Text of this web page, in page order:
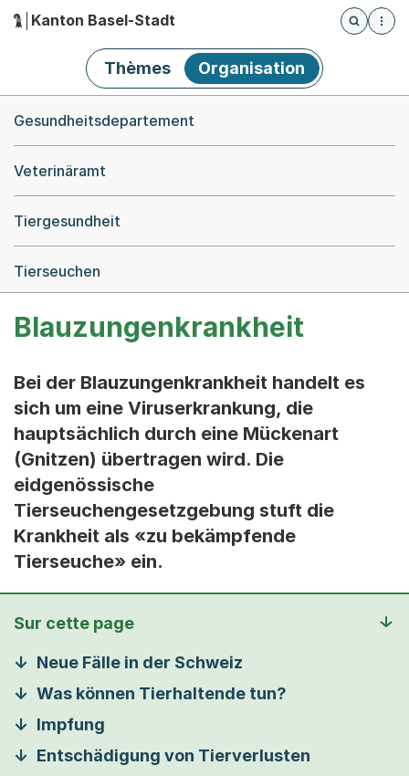
Hauptnavigation
Kanton Basel-Stadt
Öffnet
Thèmes Organisation
Gesundheitsdepartement
Veterinäramt
Tiergesundheit
Tierseuchen
Blauzungenkrankheit
Bei der Blauzungenkrankheit handelt es
sich um eine Viruserkrankung, die
hauptsächlich durch eine Mückenart
(Gnitzen) übertragen wird. Die
eidgenössische
Tierseuchengesetzgebung stuft die
Krankheit als «zu bekämpfende
Tierseuche» ein.
Sur cette page
Neue Fälle in der Schweiz
Was können Tierhaltende tun?
Impfung
Entschädigung von Tierverlusten